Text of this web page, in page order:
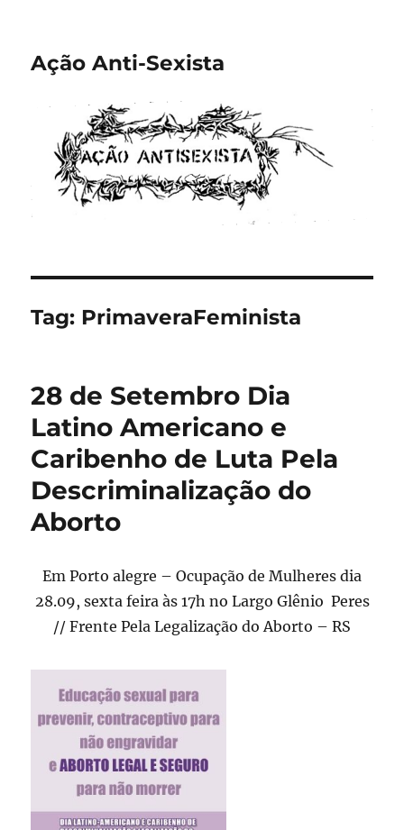
Ação Anti-Sexista
Tag: PrimaveraFeminista
28 de Setembro Dia
Latino Americano e
Caribenho de Luta Pela
Descriminalização do
Aborto
Em Porto alegre – Ocupação de Mulheres dia
28.09, sexta feira às 17h no Largo Glênio Peres
// Frente Pela Legalização do Aborto – RS